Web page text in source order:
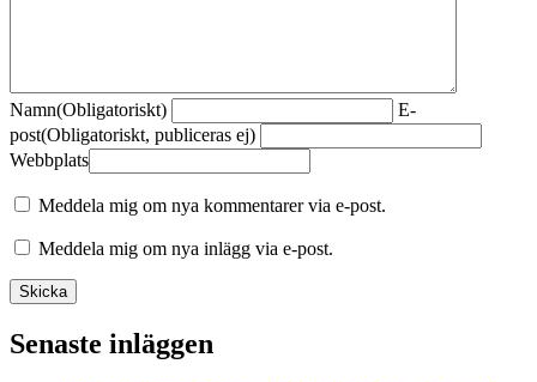
Namn(Obligatoriskt)
E-
post(Obligatoriskt, publiceras ej)
Webbplats
Meddela mig om nya kommentarer via e-post.
Meddela mig om nya inlägg via e-post.
Senaste inläggen